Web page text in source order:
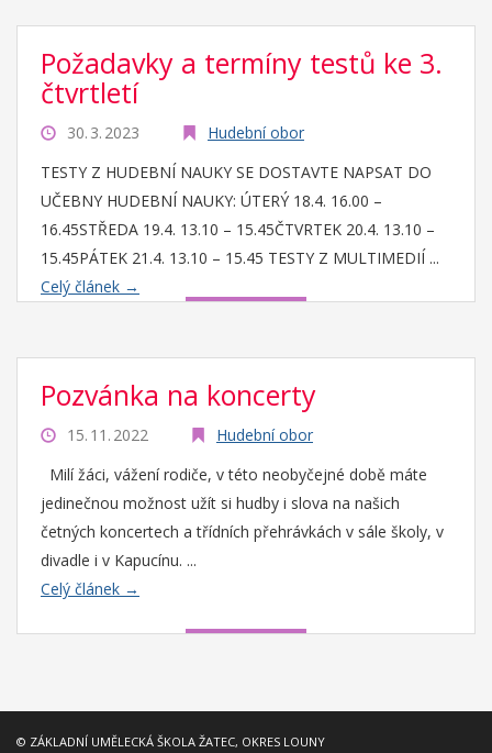
Požadavky a termíny testů ke 3.
čtvrtletí
30. 3. 2023
Hudební obor
TESTY Z HUDEBNÍ NAUKY SE DOSTAVTE NAPSAT DO
UČEBNY HUDEBNÍ NAUKY: ÚTERÝ 18.4. 16.00 –
16.45STŘEDA 19.4. 13.10 – 15.45ČTVRTEK 20.4. 13.10 –
15.45PÁTEK 21.4. 13.10 – 15.45 TESTY Z MULTIMEDIÍ ...
Celý článek →
Pozvánka na koncerty
15. 11. 2022
Hudební obor
Milí žáci, vážení rodiče, v této neobyčejné době máte
jedinečnou možnost užít si hudby i slova na našich
četných koncertech a třídních přehrávkách v sále školy, v
divadle i v Kapucínu. ...
Celý článek →
© ZÁKLADNÍ UMĚLECKÁ ŠKOLA ŽATEC, OKRES LOUNY